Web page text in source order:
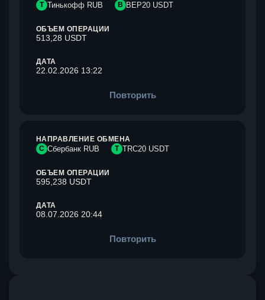
Т Тинькофф RUB B BEP20 USDT
ОБЪЕМ ОПЕРАЦИИ
513,28 USDT
ДАТА
22.02.2026 13:22
Повторить
НАПРАВЛЕНИЕ ОБМЕНА
С Сбербанк RUB T TRC20 USDT
ОБЪЕМ ОПЕРАЦИИ
595,238 USDT
ДАТА
08.07.2026 20:44
Повторить